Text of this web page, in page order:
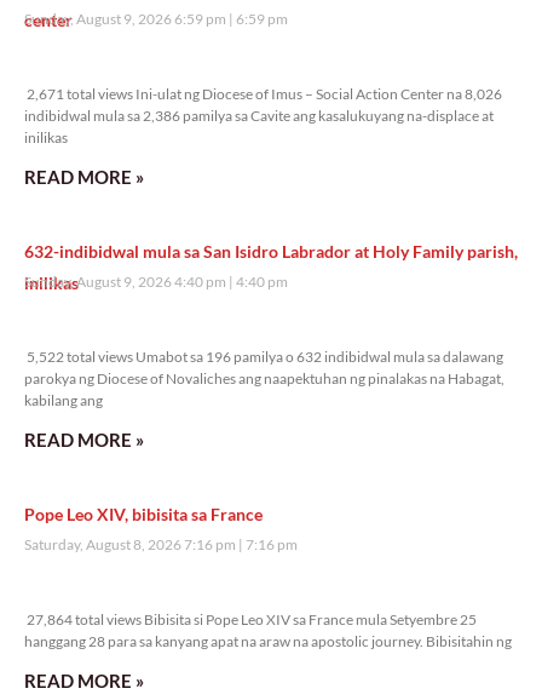
center
Sunday, August 9, 2026 6:59 pm 6:59 pm
2,671 total views Ini-ulat ng Diocese of Imus – Social Action Center na 8,026
indibidwal mula sa 2,386 pamilya sa Cavite ang kasalukuyang na-displace at
inilikas
READ MORE »
632-indibidwal mula sa San Isidro Labrador at Holy Family parish,
inilikas
Sunday, August 9, 2026 4:40 pm 4:40 pm
5,522 total views Umabot sa 196 pamilya o 632 indibidwal mula sa dalawang
parokya ng Diocese of Novaliches ang naapektuhan ng pinalakas na Habagat,
kabilang ang
READ MORE »
Pope Leo XIV, bibisita sa France
Saturday, August 8, 2026 7:16 pm 7:16 pm
27,864 total views Bibisita si Pope Leo XIV sa France mula Setyembre 25
hanggang 28 para sa kanyang apat na araw na apostolic journey. Bibisitahin ng
READ MORE »